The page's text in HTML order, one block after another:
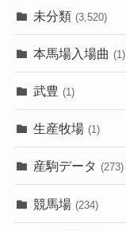
未分類 (3,520)
本馬場入場曲 (1)
武豊 (1)
生産牧場 (1)
産駒データ (273)
競馬場 (234)